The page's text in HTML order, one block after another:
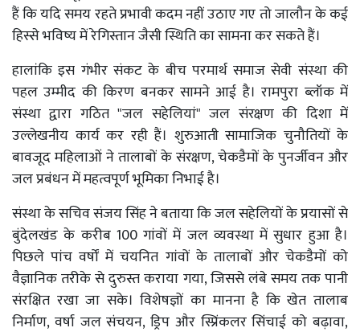
हैं कि यदि समय रहते प्रभावी कदम नहीं उठाए गए तो जालौन के कई
हिस्से भविष्य में रेगिस्तान जैसी स्थिति का सामना कर सकते हैं।
हालांकि इस गंभीर संकट के बीच परमार्थ समाज सेवी संस्था की
पहल उम्मीद की किरण बनकर सामने आई है। रामपुरा ब्लॉक में
संस्था द्वारा गठित "जल सहेलियां" जल संरक्षण की दिशा में
उल्लेखनीय कार्य कर रही हैं। शुरुआती सामाजिक चुनौतियों के
बावजूद महिलाओं ने तालाबों के संरक्षण, चेकडैमों के पुनर्जीवन और
जल प्रबंधन में महत्वपूर्ण भूमिका निभाई है।
संस्था के सचिव संजय सिंह ने बताया कि जल सहेलियों के प्रयासों से
बुंदेलखंड के करीब 100 गांवों में जल व्यवस्था में सुधार हुआ है।
पिछले पांच वर्षों में चयनित गांवों के तालाबों और चेकडैमों को
वैज्ञानिक तरीके से दुरुस्त कराया गया, जिससे लंबे समय तक पानी
संरक्षित रखा जा सके। विशेषज्ञों का मानना है कि खेत तालाब
निर्माण, वर्षा जल संचयन, ड्रिप और स्प्रिंकलर सिंचाई को बढ़ावा,